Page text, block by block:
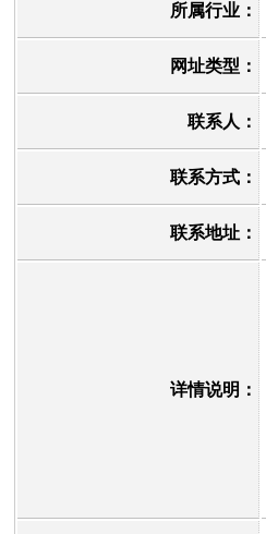
所属行业：
网址类型：
联系人：
联系方式：
联系地址：
详情说明：